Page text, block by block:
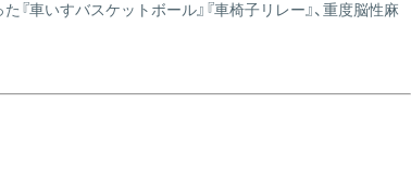
『車いすバスケットボール』『車椅子リレー』、重度脳性麻